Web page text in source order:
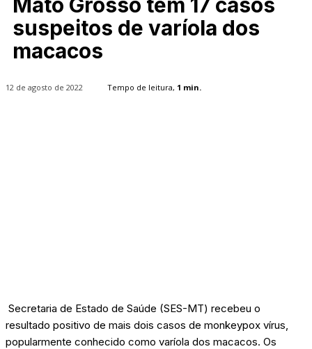
suspeitos de varíola dos
macacos
12 de agosto de 2022 Tempo de leitura, 1 min.
Secretaria de Estado de Saúde (SES-MT) recebeu o
resultado positivo de mais dois casos de monkeypox vírus,
popularmente conhecido como varíola dos macacos. Os